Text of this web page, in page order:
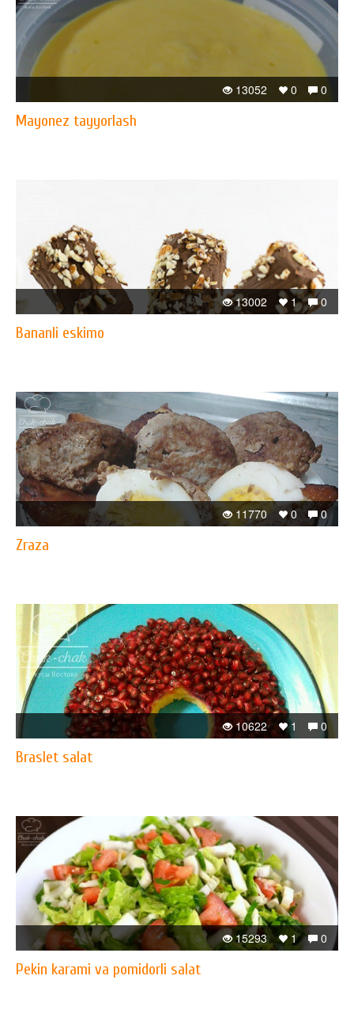
0
0
13052
Mayonez tayyorlash
0
1
13002
Bananli eskimo
0
0
11770
Zraza
0
1
10622
Braslet salat
0
1
15293
Pekin karami va pomidorli salat